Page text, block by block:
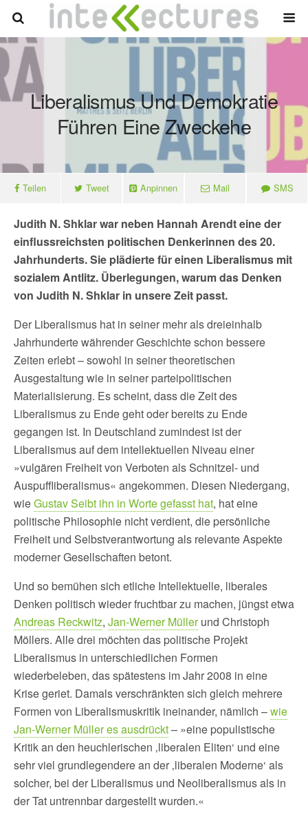
Liberalismus Und Demokratie
Führen Eine Zweckehe
Teilen Tweet Anpinnen Mail SMS
Judith N. Shklar war neben Hannah Arendt eine der
einflussreichsten politischen Denkerinnen des 20.
Jahrhunderts. Sie plädierte für einen Liberalismus mit
sozialem Antlitz. Überlegungen, warum das Denken
von Judith N. Shklar in unsere Zeit passt.
Der Liberalismus hat in seiner mehr als dreieinhalb
Jahrhunderte währender Geschichte schon bessere
Zeiten erlebt – sowohl in seiner theoretischen
Ausgestaltung wie in seiner parteipolitischen
Materialisierung. Es scheint, dass die Zeit des
Liberalismus zu Ende geht oder bereits zu Ende
gegangen ist. In Deutschland zumindest ist der
Liberalismus auf dem intellektuellen Niveau einer
»vulgären Freiheit von Verboten als Schnitzel- und
Auspuffliberalismus« angekommen. Diesen Niedergang,
wieGustav Seibt ihn in Worte gefasst hat, hat eine
politische Philosophie nicht verdient, die persönliche
Freiheit und Selbstverantwortung als relevante Aspekte
moderner Gesellschaften betont.
Und so bemühen sich etliche Intellektuelle, liberales
Denken politisch wieder fruchtbar zu machen, jüngst etwa
Andreas Reckwitz, Jan-Werner Müllerund Christoph
Möllers. Alle drei möchten das politische Projekt
Liberalismus in unterschiedlichen Formen
wiederbeleben, das spätestens im Jahr 2008 in eine
Krise geriet. Damals verschränkten sich gleich mehrere
Formen von Liberalismuskritik ineinander, nämlich –wie
Jan-Werner Müller es ausdrückt– »eine populistische
Kritik an den heuchlerischen ‚liberalen Eliten‘ und eine
sehr viel grundlegendere an der ‚liberalen Moderne‘ als
solcher, bei der Liberalismus und Neoliberalismus als in
der Tat untrennbar dargestellt wurden.«